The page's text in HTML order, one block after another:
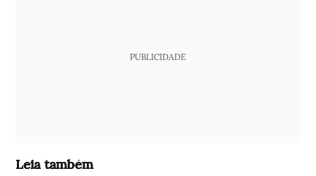
PUBLICIDADE
Leia também